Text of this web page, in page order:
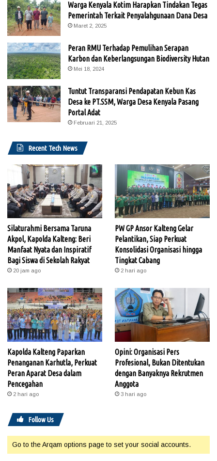
Warga Kenyala Kotim Harapkan Tindakan Tegas
Pemerintah Terkait Penyalahgunaan Dana Desa
Maret 2, 2025
Peran RMU Terhadap Pemulihan Serapan
Karbon dan Keberlangsungan Biodiversity Hutan
Mei 18, 2024
Tuntut Transparansi Pendapatan Kebun Kas
Desa ke PT.SSM, Warga Desa Kenyala Pasang
Portal Adat
Februari 21, 2025
Recent Tech News
Silaturahmi Bersama Taruna
Akpol, Kapolda Kalteng: Beri
Manfaat Nyata dan Inspiratif
Bagi Siswa di Sekolah Rakyat
20 jam ago
PW GP Ansor Kalteng Gelar
Pelantikan, Siap Perkuat
Konsolidasi Organisasi hingga
Tingkat Cabang
2 hari ago
Kapolda Kalteng Paparkan
Penanganan Karhutla, Perkuat
Peran Aparat Desa dalam
Pencegahan
2 hari ago
Opini: Organisasi Pers
Profesional, Bukan Ditentukan
dengan Banyaknya Rekrutmen
Anggota
3 hari ago
Follow Us
Go to the Arqam options page to set your social accounts.